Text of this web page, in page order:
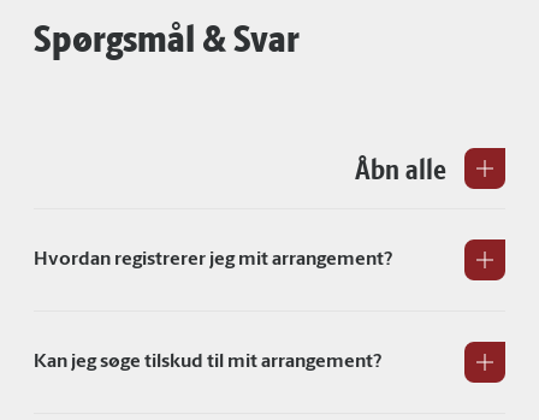
Spørgsmål & Svar
Åbn alle
Hvordan registrerer jeg mit arrangement?
Kan jeg søge tilskud til mit arrangement?